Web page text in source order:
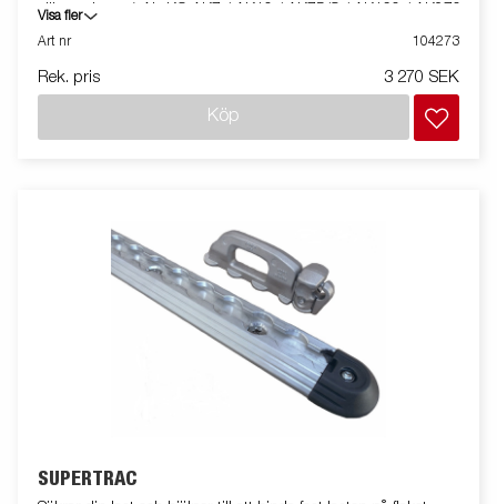
olika varianter.) AL-KO AK7 / AK10 / AK75/S / AK160 / AK270
/ AK300 / AK 75/S Knott K 7,5 / K 14 Winterhoff WW 8-C,
Visa fler
Art nr
104273
Rek. pris 3 270 SEK
Köp
SUPERTRAC